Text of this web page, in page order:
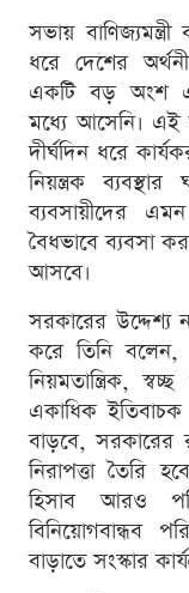
সভায়
ধরে দেশের
একটি বড় অংশ
মধ্যে আসেনি। এই
দীর্ঘদিন ধরে
নিয়ন্ত্রক
ব্যবসায়ীদের
বৈধভাবে ব্যবসা
আসবে।
সরকারের উদ্দেশ্য
করে তিনি বলেন,
নিয়মতান্ত্রিক,
একাধিক
বাড়বে, সরকারের
নিরাপত্তা তৈরি
হিসাব আরও
বিনিয়োগবান্ধব
বাড়াতে সংস্কার